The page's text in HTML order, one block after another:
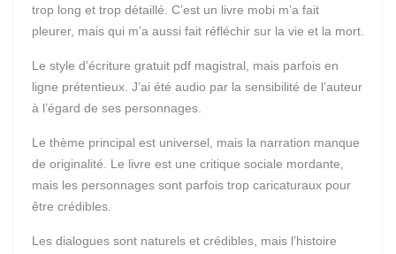
trop long et trop détaillé. C’est un livre mobi m’a fait
pleurer, mais qui m’a aussi fait réfléchir sur la vie et la mort.
Le style d’écriture gratuit pdf magistral, mais parfois en
ligne prétentieux. J’ai été audio par la sensibilité de l’auteur
à l’égard de ses personnages.
Le thème principal est universel, mais la narration manque
de originalité. Le livre est une critique sociale mordante,
mais les personnages sont parfois trop caricaturaux pour
être crédibles.
Les dialogues sont naturels et crédibles, mais l’histoire